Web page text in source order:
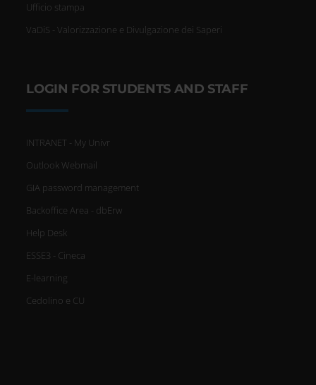
Ufficio stampa
VaDiS - Valorizzazione e Divulgazione dei Saperi
LOGIN FOR STUDENTS AND STAFF
INTRANET - My Univr
Outlook Webmail
GIA password management
Backoffice Area - dbErw
Help Desk
ESSE3 - Cineca
E-learning
Cedolino e CU